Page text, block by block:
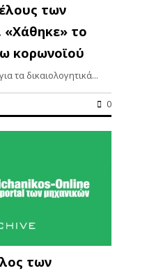
των
το
κορωνοϊού
τα δικαιολογητικά...
0
των